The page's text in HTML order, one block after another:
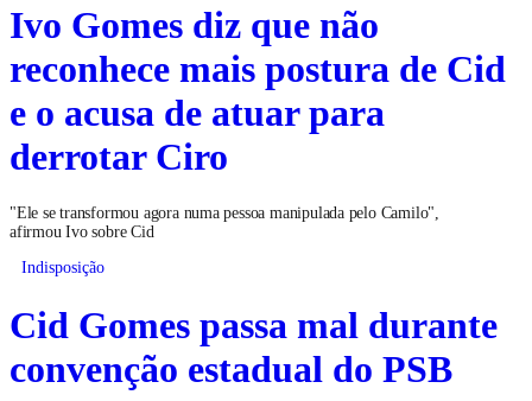
Ivo Gomes diz que não
reconhece mais postura de Cid
e o acusa de atuar para
derrotar Ciro
"Ele se transformou agora numa pessoa manipulada pelo Camilo",
afirmou Ivo sobre Cid
Indisposição
Cid Gomes passa mal durante
convenção estadual do PSB